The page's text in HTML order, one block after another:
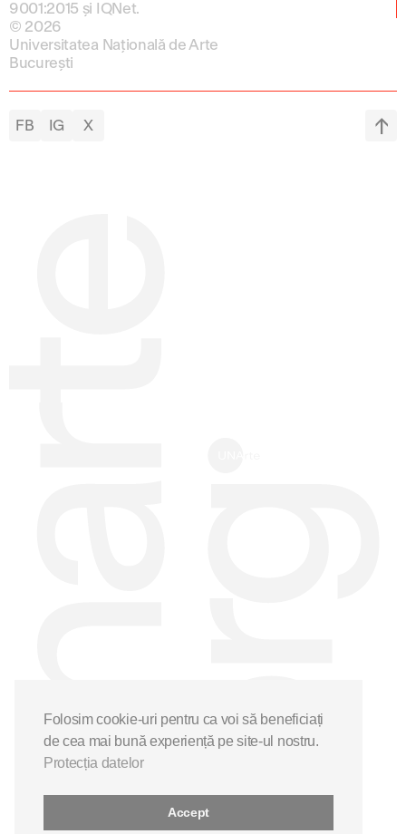
9001:2015 și IQNet.
© 2026
Universitatea Națională de Arte
București
FB IG X
Folosim cookie-uri pentru ca voi să beneficiați
de cea mai bună experiență pe site-ul nostru.
Protecția datelor
Accept